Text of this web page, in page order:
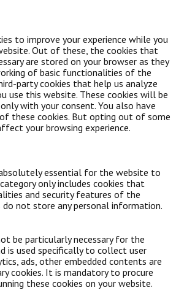
to improve your experience while you
Out of these, the cookies that
are stored on your browser as they
of basic functionalities of the
party cookies that help us analyze
use this website. These cookies will be
with your consent. You also have
these cookies. But opting out of some
your browsing experience.
essential for the website to
only includes cookies that
and security features of the
do not store any personal information.
be particularly necessary for the
is used specifically to collect user
ads, other embedded contents are
cookies. It is mandatory to procure
these cookies on your website.